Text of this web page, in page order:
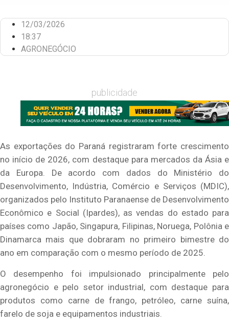
12/03/2026
18:37
AGRONEGÓCIO
publicidade
As exportações do Paraná registraram forte crescimento
no início de 2026, com destaque para mercados da Ásia e
da Europa. De acordo com dados do Ministério do
Desenvolvimento, Indústria, Comércio e Serviços (MDIC),
organizados pelo Instituto Paranaense de Desenvolvimento
Econômico e Social (Ipardes), as vendas do estado para
países como Japão, Singapura, Filipinas, Noruega, Polônia e
Dinamarca mais que dobraram no primeiro bimestre do
ano em comparação com o mesmo período de 2025.
O desempenho foi impulsionado principalmente pelo
agronegócio e pelo setor industrial, com destaque para
produtos como carne de frango, petróleo, carne suína,
farelo de soja e equipamentos industriais.